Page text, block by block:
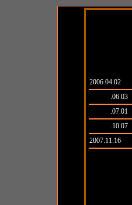
2006.04.02
.06.03
.07.01
.10.07
2007.11.16